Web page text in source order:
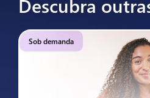
Descubra
Sob demanda